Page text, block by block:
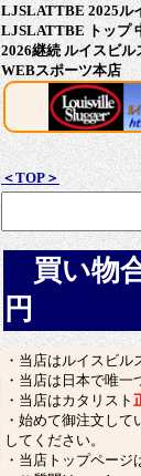
LJSLATTBE 2025ル
LJSLATTBE トップ
2026継続 ルイスビル
WEBスポーツ本店
＜TOP＞
買い物
円
・当店はルイスビル
・当店は日本で唯一
・当店はカタリスト
・始めて御注文して
してください。
・当店トップペー